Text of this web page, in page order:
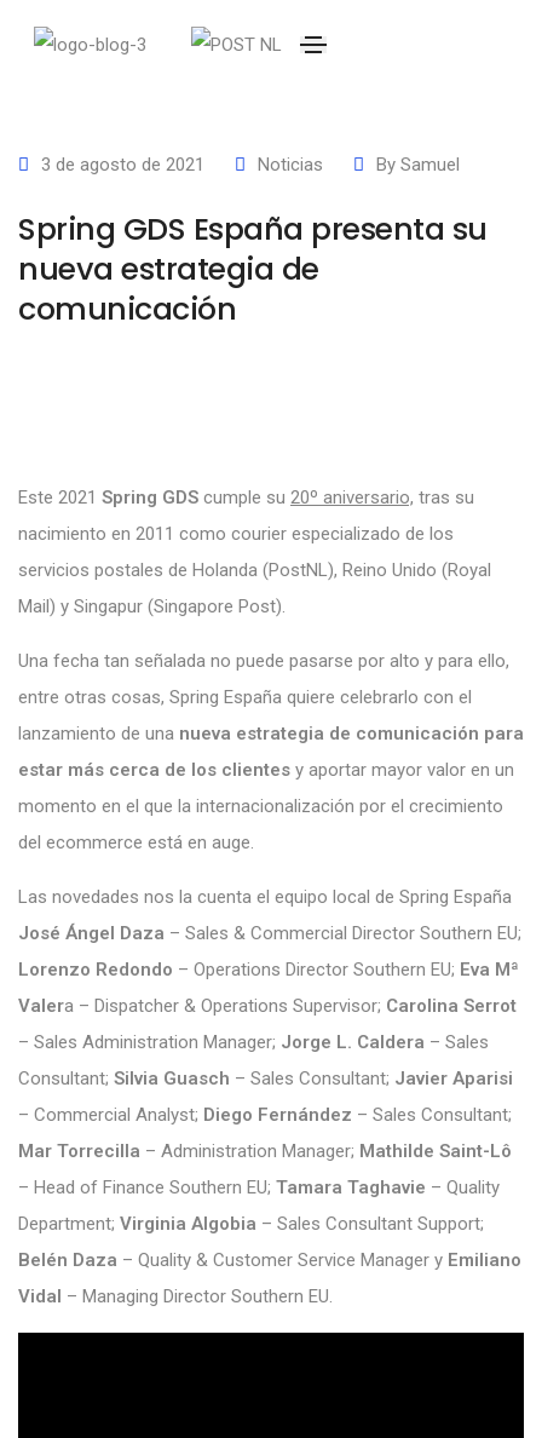
3 de agosto de 2021 Noticias By Samuel
Spring GDS España presenta su
nueva estrategia de
comunicación
Este 2021 Spring GDS cumple su 20º aniversario, tras su
nacimiento en 2011 como courier especializado de los
servicios postales de Holanda (PostNL), Reino Unido (Royal
Mail) y Singapur (Singapore Post).
Una fecha tan señalada no puede pasarse por alto y para ello,
entre otras cosas, Spring España quiere celebrarlo con el
lanzamiento de una nueva estrategia de comunicación para
estar más cerca de los clientes y aportar mayor valor en un
momento en el que la internacionalización por el crecimiento
del ecommerce está en auge.
Las novedades nos la cuenta el equipo local de Spring España
José Ángel Daza – Sales & Commercial Director Southern EU;
Lorenzo Redondo – Operations Director Southern EU; Eva Mª
Valera – Dispatcher & Operations Supervisor; Carolina Serrot
– Sales Administration Manager; Jorge L. Caldera – Sales
Consultant; Silvia Guasch – Sales Consultant; Javier Aparisi
– Commercial Analyst; Diego Fernández – Sales Consultant;
Mar Torrecilla – Administration Manager; Mathilde Saint-Lô
– Head of Finance Southern EU; Tamara Taghavie – Quality
Department; Virginia Algobia – Sales Consultant Support;
Belén Daza – Quality & Customer Service Manager y Emiliano
Vidal – Managing Director Southern EU.